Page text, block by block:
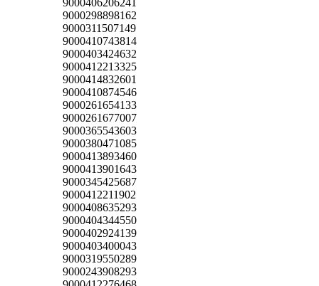
9000298898162
9000311507149
9000410743814
9000403424632
9000412213325
9000414832601
9000410874546
9000261654133
9000261677007
9000365543603
9000380471085
9000413893460
9000413901643
9000345425687
9000412211902
9000408635293
9000404344550
9000402924139
9000403400043
9000319550289
9000243908293